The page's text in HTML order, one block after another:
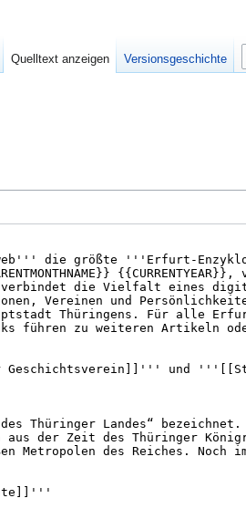
Quelltext anzeigen Versionsgeschichte